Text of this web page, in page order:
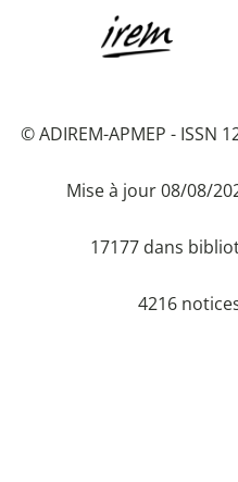
© ADIREM-APMEP - ISSN
Mise à jour 08/08/
17177 dans
4216